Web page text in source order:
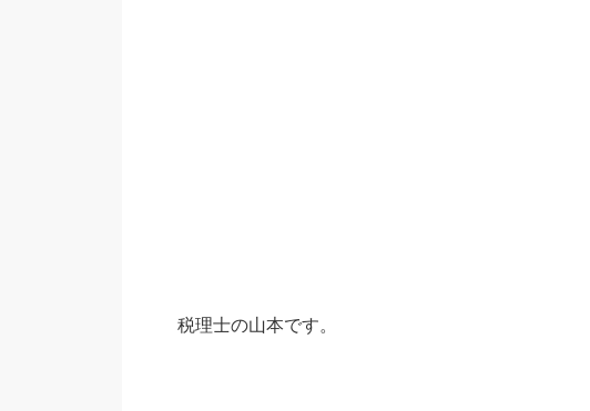
税理士の山本です。